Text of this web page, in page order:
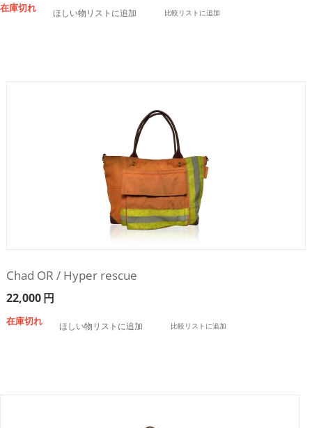
在庫切れ ほしい物リストに追加 比較リストに追加
Chad OR / Hyper rescue
22,000円
在庫切れ ほしい物リストに追加 比較リストに追加